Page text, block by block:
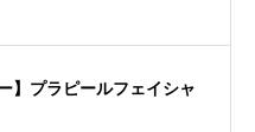
】プラピールフェイシャ